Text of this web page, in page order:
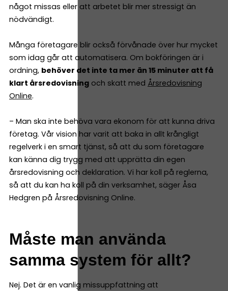
något missas eller att arbetet blir mer stressigt än
nödvändigt.
Många företagare blir också förvånade över hur mycket
som idag går att automatisera. Om bokföringen är i
ordning, behöver det inte ta mer än 15 minuter att få
klart årsredovisning och skatt med Årsredovisning
Online.
– Man ska inte behöva vara ekonom för att kunna driva
företag. Vår vision har varit att baka in allt krångligt
regelverk i en smart tjänst, så att du som företagare
kan känna dig trygg med att upprätta din egen
årsredovisning och deklaration. Vi har koll på reglerna,
så att du kan ha koll på din verksamhet, säger Åsa
Hedgren på Årsredovisning Online.
Måste man använda
samma system för allt?
Nej. Det är en vanlig missuppfattning att